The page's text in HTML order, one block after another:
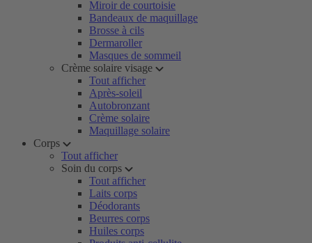
Miroir de courtoisie
Bandeaux de maquillage
Brosse à cils
Dermaroller
Masques de sommeil
Crème solaire visage
Tout afficher
Après-soleil
Autobronzant
Crème solaire
Maquillage solaire
Corps
Tout afficher
Soin du corps
Tout afficher
Laits corps
Déodorants
Beurres corps
Huiles corps